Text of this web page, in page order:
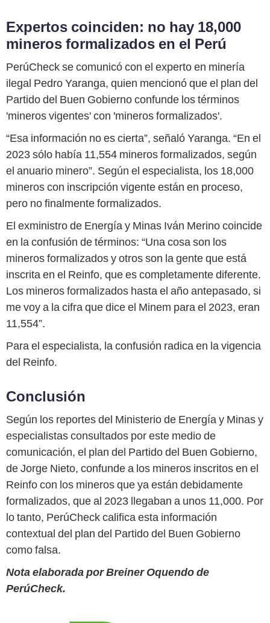
Expertos coinciden: no hay 18,000
mineros formalizados en el Perú
PerúCheck se comunicó con el experto en minería
ilegal Pedro Yaranga, quien mencionó que el plan del
Partido del Buen Gobierno confunde los términos
'mineros vigentes' con 'mineros formalizados'.
“Esa información no es cierta”, señaló Yaranga. “En el
2023 sólo había 11,554 mineros formalizados, según
el anuario minero”. Según el especialista, los 18,000
mineros con inscripción vigente están en proceso,
pero no finalmente formalizados.
El exministro de Energía y Minas Iván Merino coincide
en la confusión de términos: “Una cosa son los
mineros formalizados y otros son la gente que está
inscrita en el Reinfo, que es completamente diferente.
Los mineros formalizados hasta el año antepasado, si
me voy a la cifra que dice el Minem para el 2023, eran
11,554”.
Para el especialista, la confusión radica en la vigencia
del Reinfo.
Conclusión
Según los reportes del Ministerio de Energía y Minas y
especialistas consultados por este medio de
comunicación, el plan del Partido del Buen Gobierno,
de Jorge Nieto, confunde a los mineros inscritos en el
Reinfo con los mineros que ya están debidamente
formalizados, que al 2023 llegaban a unos 11,000. Por
lo tanto, PerúCheck califica esta información
contextual del plan del Partido del Buen Gobierno
como falsa.
Nota elaborada por Breiner Oquendo de
PerúCheck.